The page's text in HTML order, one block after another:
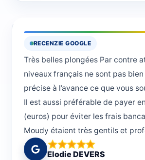
RECENZIE GOOGLE
Très belles plongées Par contre
niveaux français ne sont pas bien
précise à l’avance ce que vous
Il est aussi préférable de payer
(euros) pour éviter les frais
Moudy étaient très gentils et
Elodie DEVERS